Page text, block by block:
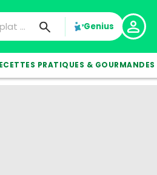
Genius
PRATIQUES & GOURMANDES